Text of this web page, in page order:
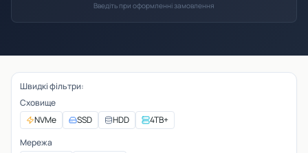
Введіть при оформленні замовлення
Швидкі фільтри:
Сховище
NVMe
SSD HDD
4TB+
Мережа